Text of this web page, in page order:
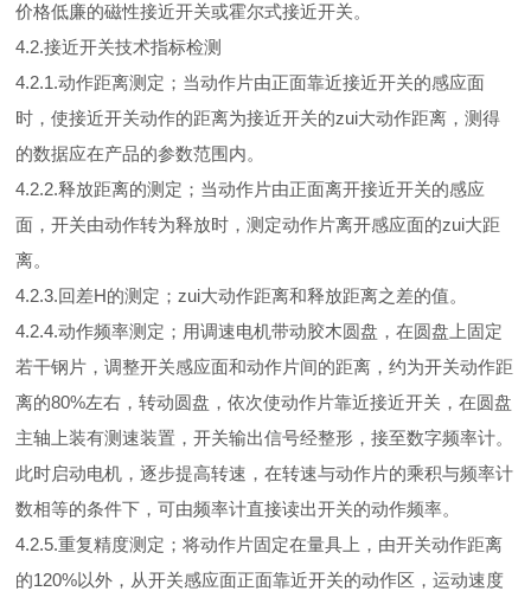
价格低廉的磁性接近开关或霍尔式接近开关。
4.2.接近开关技术指标检测
4.2.1.动作距离测定；当动作片由正面靠近接近开关的感应面
时，使接近开关动作的距离为接近开关的zui大动作距离，测得
的数据应在产品的参数范围内。
4.2.2.释放距离的测定；当动作片由正面离开接近开关的感应
面，开关由动作转为释放时，测定动作片离开感应面的zui大距
离。
4.2.3.回差H的测定；zui大动作距离和释放距离之差的值。
4.2.4.动作频率测定；用调速电机带动胶木圆盘，在圆盘上固定
若干钢片，调整开关感应面和动作片间的距离，约为开关动作距
离的80%左右，转动圆盘，依次使动作片靠近接近开关，在圆盘
主轴上装有测速装置，开关输出信号经整形，接至数字频率计。
此时启动电机，逐步提高转速，在转速与动作片的乘积与频率计
数相等的条件下，可由频率计直接读出开关的动作频率。
4.2.5.重复精度测定；将动作片固定在量具上，由开关动作距离
的120%以外，从开关感应面正面靠近开关的动作区，运动速度